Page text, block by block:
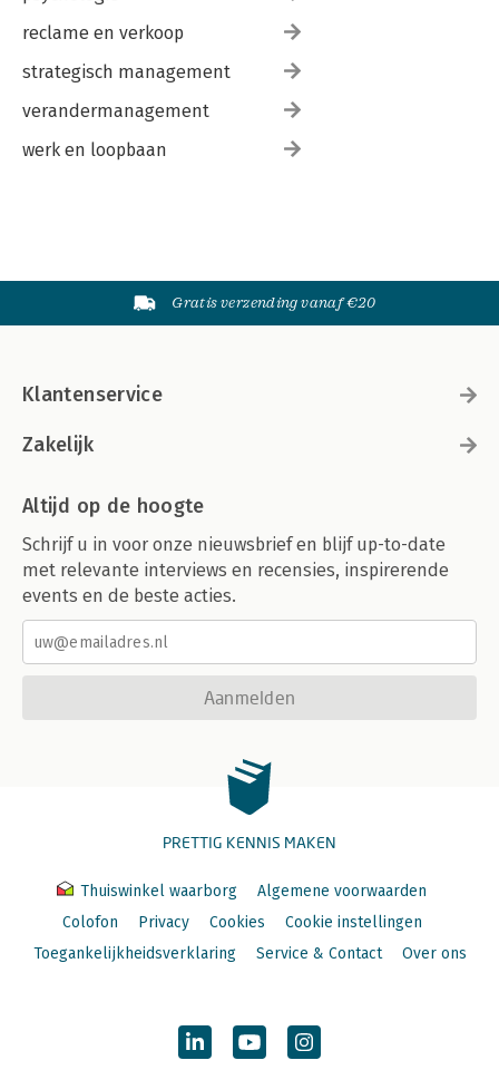
reclame en verkoop
strategisch management
verandermanagement
werk en loopbaan
Gratis verzending vanaf €20
Klantenservice
Zakelijk
Altijd op de hoogte
Schrijf u in voor onze nieuwsbrief en blijf up-to-date
met relevante interviews en recensies, inspirerende
events en de beste acties.
Aanmelden
PRETTIG KENNIS MAKEN
Thuiswinkel waarborg
Algemene voorwaarden
Colofon
Privacy Cookies
Cookie instellingen
Toegankelijkheidsverklaring
Service & Contact Over ons